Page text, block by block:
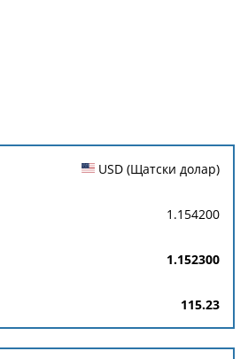
USD (Щатски долар)
1.154200
1.152300
115.23